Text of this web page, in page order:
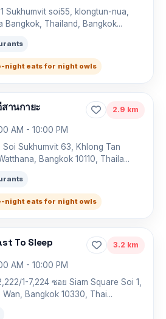
Sukhumvit soi55, klongtun-nua,
Bangkok, Thailand, Bangkok...
night eats for night owls
านกายะ 2.9 km
AM - 10:00 PM
Soi Sukhumvit 63, Khlong Tan
Bangkok 10110, Thaila...
night eats for night owls
To Sleep 3.2 km
AM - 10:00 PM
1-7,224 ซอย Siam Square Soi 1,
Wan, Bangkok 10330, Thai...